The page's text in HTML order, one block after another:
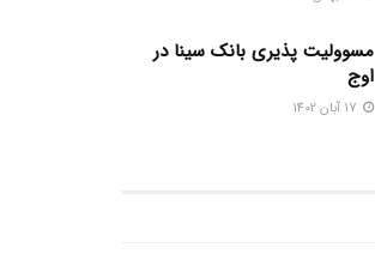
مسوولیت پذیری بانک سینا در
اوج